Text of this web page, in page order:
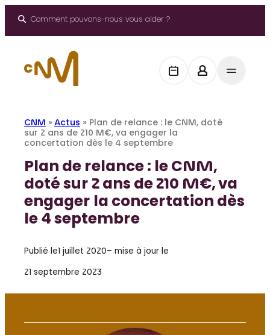
Comment pouvons-nous vous aider ?
CNM » Actus » Plan de relance : le CNM, doté
sur 2 ans de 210 M€, va engager la
concertation dès le 4 septembre
Plan de relance : le CNM,
doté sur 2 ans de 210 M€, va
engager la concertation dès
le 4 septembre
Publié le1 juillet 2020– mise à jour le
21 septembre 2023